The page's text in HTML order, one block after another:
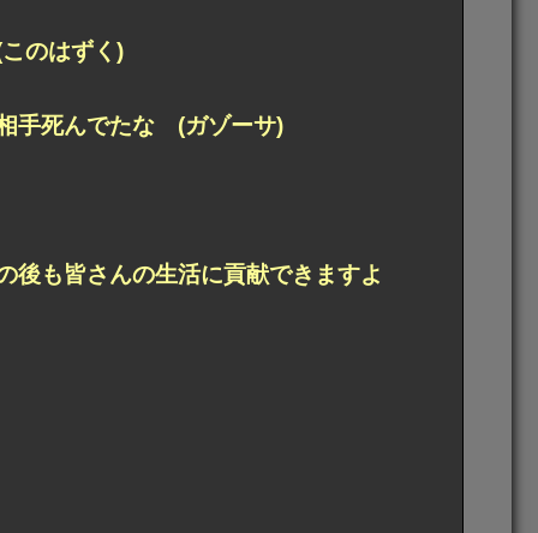
のはずく)
手死んでたな (ガゾーサ)
後も皆さんの生活に貢献できますよ